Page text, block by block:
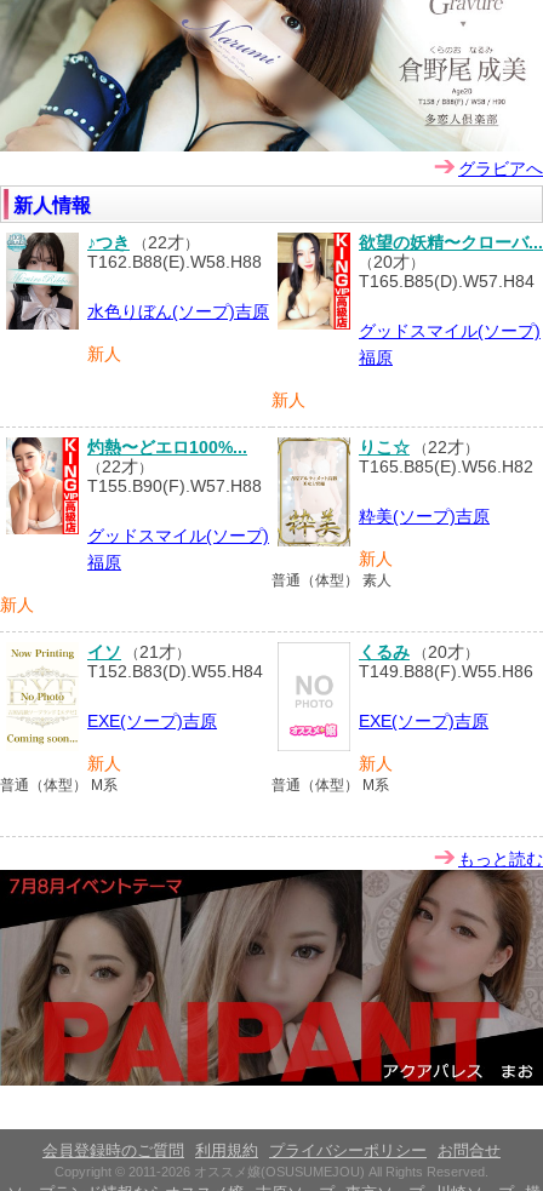
グラビアへ
新人情報
♪つき （22才）
T162.B88(E).W58.H88
水色りぼん(ソープ)吉原
新人
欲望の妖精〜クローバ...
（20才）
T165.B85(D).W57.H84
グッドスマイル(ソープ)
福原
新人
灼熱〜どエロ100%...
（22才）
T155.B90(F).W57.H88
グッドスマイル(ソープ)
福原
新人
りこ☆ （22才）
T165.B85(E).W56.H82
粋美(ソープ)吉原
新人
普通（体型） 素人
イソ （21才）
T152.B83(D).W55.H84
EXE(ソープ)吉原
新人
普通（体型） M系
くるみ （20才）
T149.B88(F).W55.H86
EXE(ソープ)吉原
新人
普通（体型） M系
もっと読む
会員登録時のご質問 利用規約 プライバシーポリシー お問合せ
Copyright © 2011-2026 オススメ嬢(OSUSUMEJOU) All Rights Reserved.